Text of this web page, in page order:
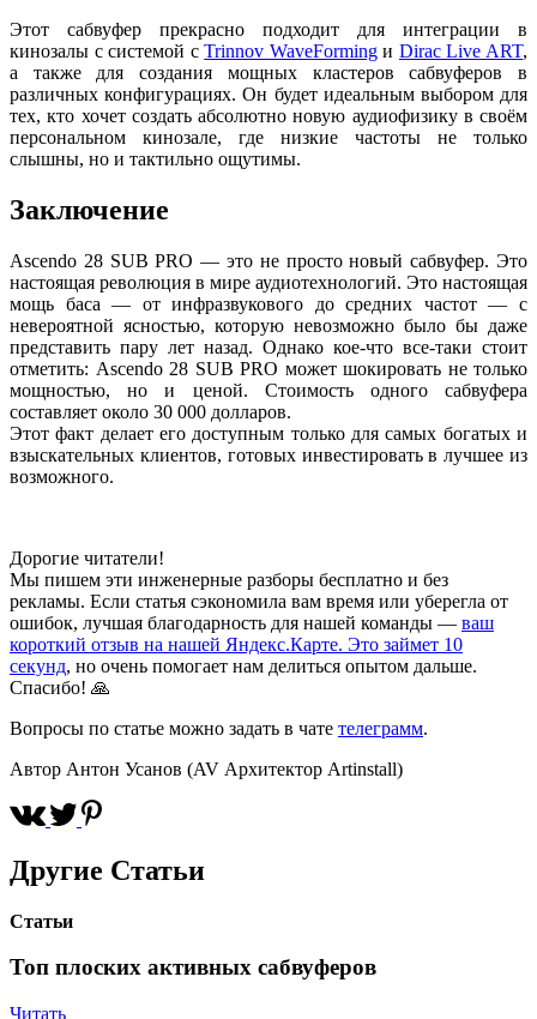
Этот сабвуфер прекрасно подходит для интеграции в
кинозалы с системой сTrinnov WaveFormingи Dirac Live ART,
а также для создания мощных кластеров сабвуферов в
различных конфигурациях. Он будет идеальным выбором для
тех, кто хочет создать абсолютно новую аудиофизику в своём
персональном кинозале, где низкие частоты не только
слышны, но и тактильно ощутимы.
Заключение
Ascendo 28 SUB PRO — это не просто новый сабвуфер. Это
настоящая революция в мире аудиотехнологий. Это настоящая
мощь баса — от инфразвукового до средних частот — с
невероятной ясностью, которую невозможно было бы даже
представить пару лет назад. Однако кое-что все-таки стоит
отметить: Ascendo 28 SUB PRO может шокировать не только
мощностью, но и ценой. Стоимость одного сабвуфера
составляет около 30 000 долларов.
Этот факт делает его доступным только для самых богатых и
взыскательных клиентов, готовых инвестировать в лучшее из
возможного.
Дорогие читатели!
Мы пишем эти инженерные разборы бесплатно и без
рекламы. Если статья сэкономила вам время или уберегла от
ошибок, лучшая благодарность для нашей команды — ваш
короткий отзыв на нашей Яндекс.Карте. Это займет 10
секунд, но очень помогает нам делиться опытом дальше.
Спасибо! 🙏
Вопросы по статье можно задать в чате телеграмм.
Автор Антон Усанов (AV Архитектор Artinstall)
Другие Статьи
Статьи
Топ плоских активных сабвуферов
Читать